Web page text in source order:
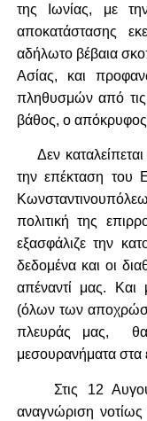
της Ιωνίας, με την
αποκατάστασης
αδήλωτο βέβαια
Ασίας, και
πληθυσμών από τις
βάθος, ο απόκρυφος
Δεν καταλείπεται
την επέκταση του
πολιτική της
εξασφάλιζε την
δεδομένα και οι
απέναντί μας. Και
(όλων των
πλευράς μας,
μεσουρανήματα στα
Στις 12
αναγνώριση